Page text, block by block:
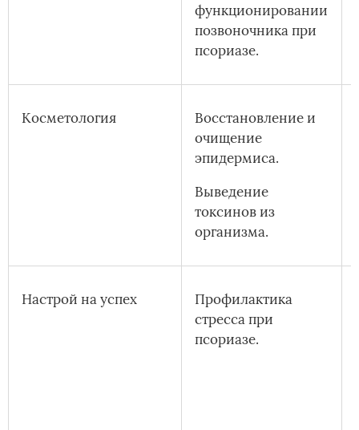
функционировании
позвоночника при
псориазе.
Косметология
Восстановление и
очищение
эпидермиса.
Выведение
токсинов из
организма.
Настрой на успех
Профилактика
стресса при
псориазе.